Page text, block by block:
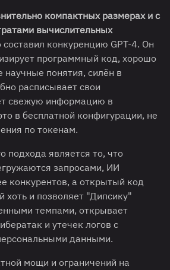
компактных размерах и с
вычислительных
составил конкуренцию GPT-4. Он
программный код, хорошо
понятия, силён в
расписывает свои
свежую информацию в
в бесплатной конфигурации, не
по токенам.
подхода является то, что
запросами, ИИ
конкурентов, а открытый код
хоть и позволяет "Дипсику"
темпами, открывает
и утечек логов с
данными.
мощи и ограничений на